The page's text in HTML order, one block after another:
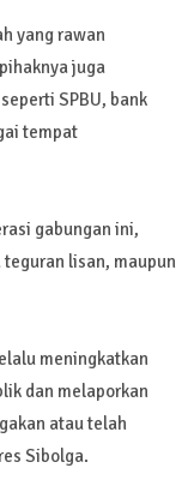
yang rawan
juga
SPBU, bank
tempat
gabungan ini,
lisan, maupun
meningkatkan
dan melaporkan
atau telah
Sibolga.